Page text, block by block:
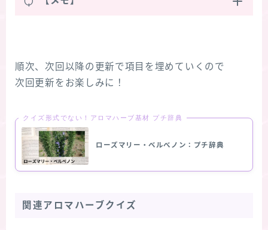
順次、次回以降の更新で項目を埋めていくので
次回更新をお楽しみに！
クイズ形式でない！アロマハーブ基材 プチ辞典
ローズマリー・ベルべノン：プチ辞典
関連アロマハーブクイズ